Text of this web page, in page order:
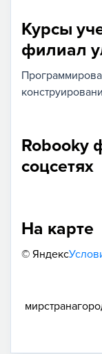
Курсы
филиал
Robooky
соцсетях
На карте
© Яндекс
мирстрана